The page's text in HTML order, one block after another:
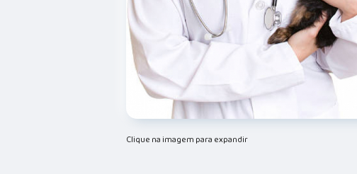
Clique na imagem para expandir